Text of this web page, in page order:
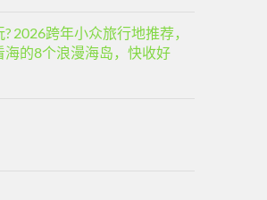
2026跨年小众旅行地推荐，
海的8个浪漫海岛，快收好